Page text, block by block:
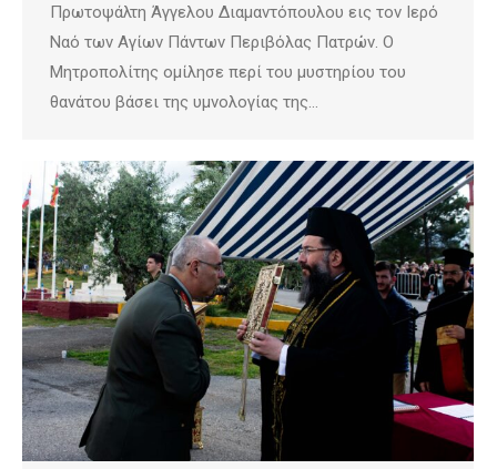
Πρωτοψάλτη Άγγελου Διαμαντόπουλου εις τον Ιερό
Ναό των Αγίων Πάντων Περιβόλας Πατρών. Ο
Μητροπολίτης ομίλησε περί του μυστηρίου του
θανάτου βάσει της υμνολογίας της…